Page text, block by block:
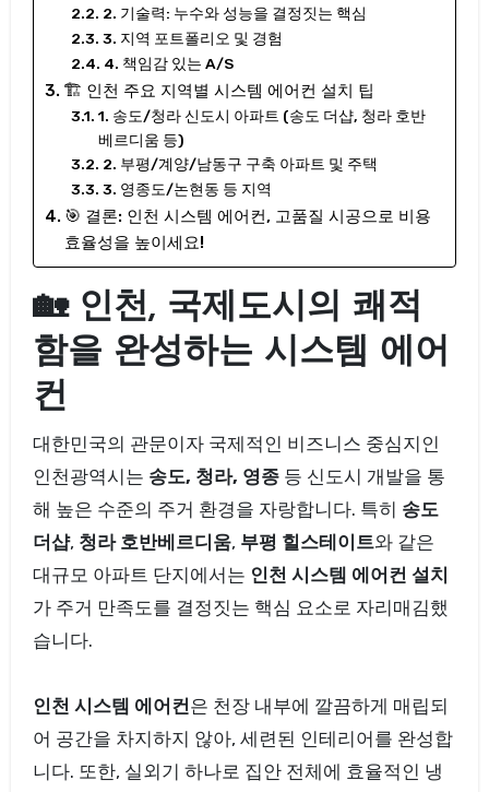
2. 기술력: 누수와 성능을 결정짓는 핵심
3. 지역 포트폴리오 및 경험
4. 책임감 있는 A/S
🏗️ 인천 주요 지역별 시스템 에어컨 설치 팁
1. 송도/청라 신도시 아파트 (송도 더샵, 청라 호반
베르디움 등)
2. 부평/계양/남동구 구축 아파트 및 주택
3. 영종도/논현동 등 지역
🎯 결론: 인천 시스템 에어컨, 고품질 시공으로 비용
효율성을 높이세요!
🏡 인천, 국제도시의 쾌적
함을 완성하는 시스템 에어
컨
대한민국의 관문이자 국제적인 비즈니스 중심지인
인천광역시는 송도, 청라, 영종등 신도시 개발을 통
해 높은 수준의 주거 환경을 자랑합니다. 특히 송도
더샵, 청라 호반베르디움, 부평 힐스테이트와 같은
대규모 아파트 단지에서는 인천 시스템 에어컨 설치
가 주거 만족도를 결정짓는 핵심 요소로 자리매김했
습니다.
인천 시스템 에어컨은 천장 내부에 깔끔하게 매립되
어 공간을 차지하지 않아, 세련된 인테리어를 완성합
니다. 또한, 실외기 하나로 집안 전체에 효율적인 냉